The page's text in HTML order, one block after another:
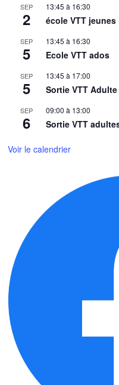
SEP
2
13:45 à 16:30
école VTT jeunes
SEP
5
13:45 à 16:30
Ecole VTT ados
SEP
5
13:45 à 17:00
Sortie VTT
SEP
6
09:00 à 13:00
Sortie VTT
Voir le calendrier